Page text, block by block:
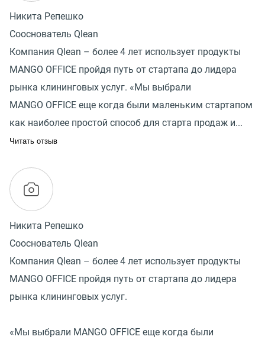
Никита Репешко
Сооснователь Qlean
Компания Qlean – более 4 лет использует продукты
MANGO OFFICE пройдя путь от стартапа до лидера
рынка клининговых услуг. «Мы выбрали
MANGO OFFICE еще когда были маленьким стартапом
как наиболее простой способ для старта продаж и...
Читать отзыв
Никита Репешко
Сооснователь Qlean
Компания Qlean – более 4 лет использует продукты
MANGO OFFICE пройдя путь от стартапа до лидера
рынка клининговых услуг.
«Мы выбрали MANGO OFFICE еще когда были